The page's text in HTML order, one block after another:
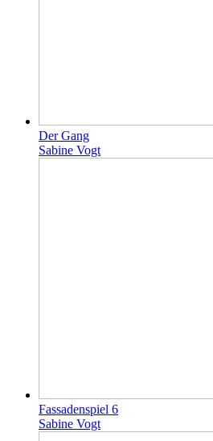
Der Gang
Sabine Vogt
Fassadenspiel 6
Sabine Vogt